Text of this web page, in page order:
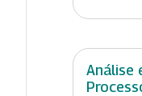
Análise